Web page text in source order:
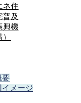
要
メージ